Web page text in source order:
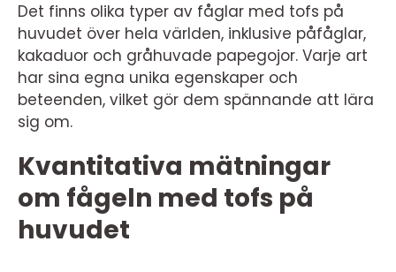
Det finns olika typer av fåglar med tofs på
huvudet över hela världen, inklusive påfåglar,
kakaduor och gråhuvade papegojor. Varje art
har sina egna unika egenskaper och
beteenden, vilket gör dem spännande att lära
sig om.
Kvantitativa mätningar
om fågeln med tofs på
huvudet